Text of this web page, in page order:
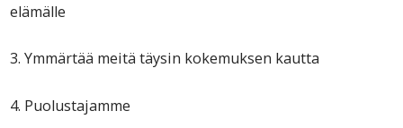
elämälle
3. Ymmärtää meitä täysin kokemuksen kautta
4. Puolustajamme